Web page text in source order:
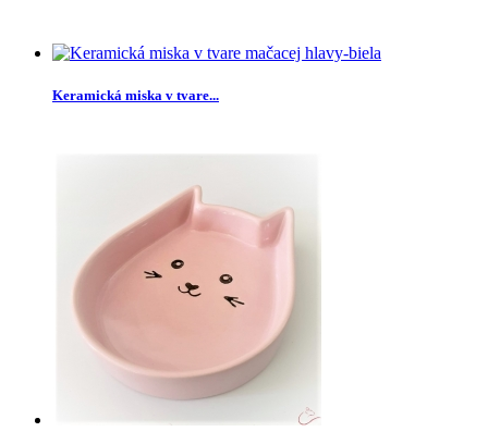
Keramická miska v tvare...